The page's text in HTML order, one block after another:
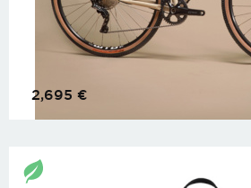
2,695 €